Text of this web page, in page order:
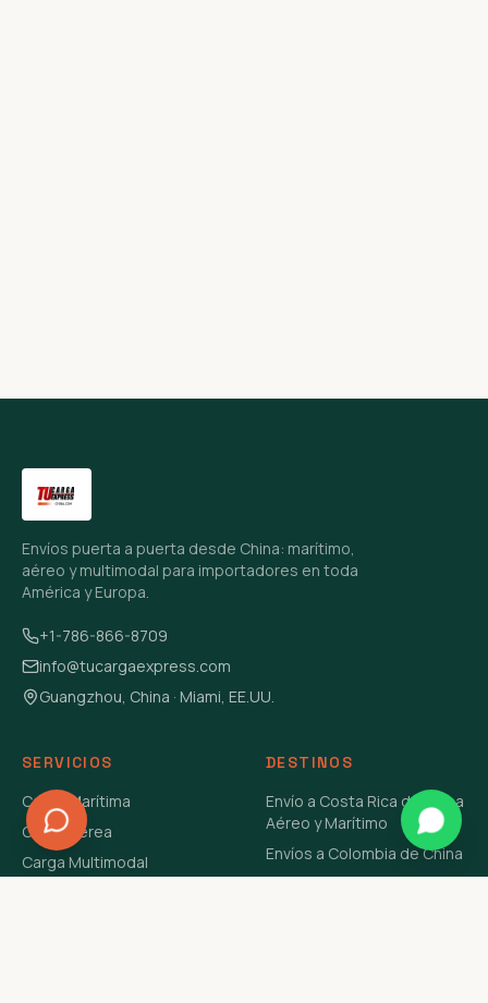
Envíos puerta a puerta desde China: marítimo,
aéreo y multimodal para importadores en toda
América y Europa.
+1-786-866-8709
info@tucargaexpress.com
Guangzhou, China · Miami, EE.UU.
SERVICIOS
Carga Marítima
Carga Aérea
Carga Multimodal
DESTINOS
Envío a Costa Rica de China
Aéreo y Marítimo
Envíos a Colombia de China